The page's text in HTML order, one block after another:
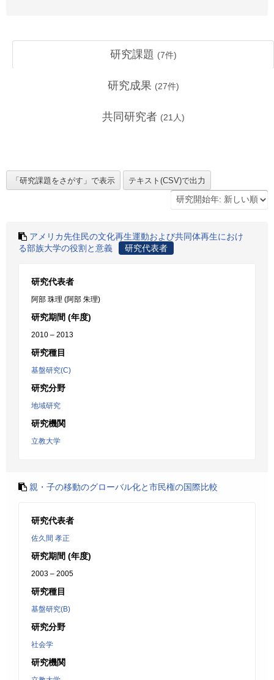
研究課題 (7件)
研究成果 (27件)
共同研究者 (21 人)
アメリカ先住民の文化再生運動および共同体再生におけ
る部族大学の役割と意義
研究代表者
研究代表者
阿部 珠理 (阿部 朱理)
研究期間 (年度)
2010 – 2013
研究種目
基盤研究(C)
研究分野
地域研究
研究機関
立教大学
親・子の移動のグローバル化と市民権の国際比較
研究代表者
佐久間 孝正
研究期間 (年度)
2003 – 2005
研究種目
基盤研究(B)
研究分野
社会学
研究機関